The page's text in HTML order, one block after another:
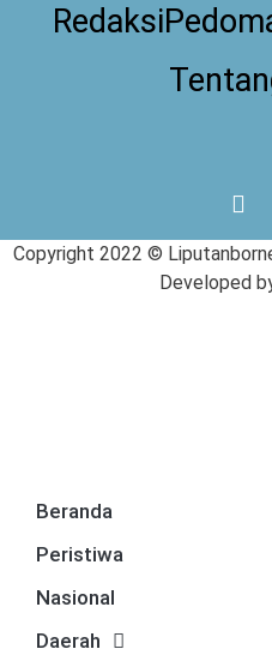
Redaksi
Copyright 2022 ©
Developed
Beranda
Peristiwa
Nasional
Daerah